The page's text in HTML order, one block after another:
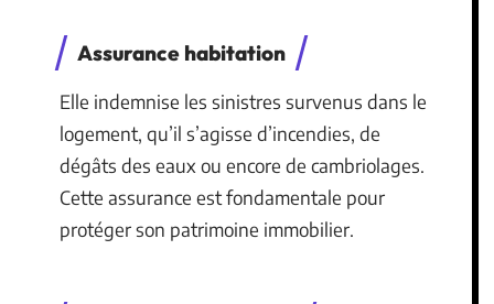
Assurance habitation
Elle indemnise les sinistres survenus dans le
logement, qu’il s’agisse d’incendies, de
dégâts des eaux ou encore de cambriolages.
Cette assurance est fondamentale pour
protéger son patrimoine immobilier.